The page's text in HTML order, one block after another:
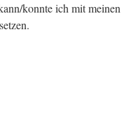
konnte ich mit meinen